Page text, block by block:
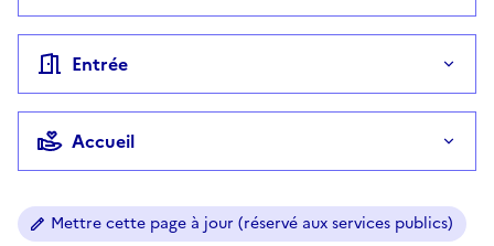
Entrée
Accueil
Mettre cette page à jour (réservé aux services publics)